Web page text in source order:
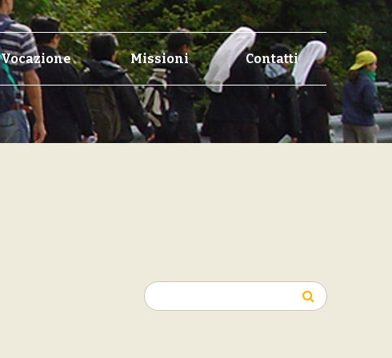
Vocazione Missioni Contatti
Ricerca
per: